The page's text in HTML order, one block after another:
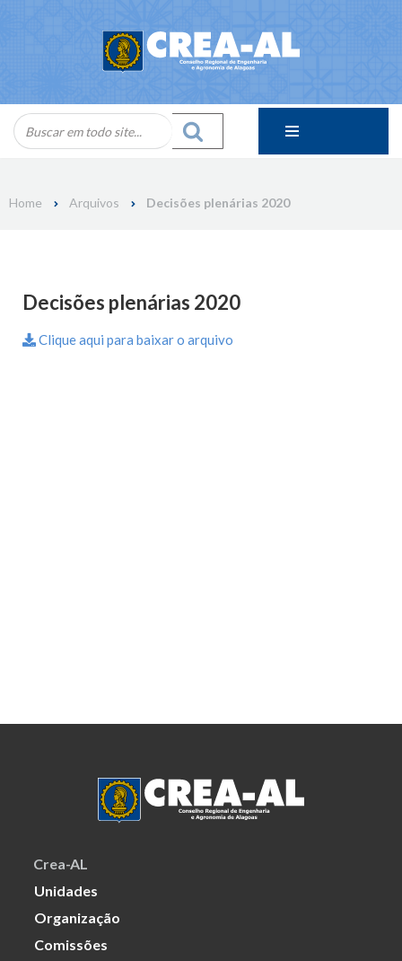
Home Arquivos Decisões plenárias 2020
Decisões plenárias 2020
Clique aqui para baixar o arquivo
Crea-AL
Unidades
Organização
Comissões